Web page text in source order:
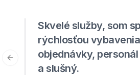
Skvelé služby, som
rýchlosťou
objednávky,
a slušný.
Previous slide